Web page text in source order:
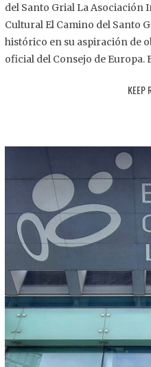
2
2
del Santo Grial La
Cultural El Camino del Santo
histórico en su aspiración de
oficial del Consejo de Europa.
KEEP